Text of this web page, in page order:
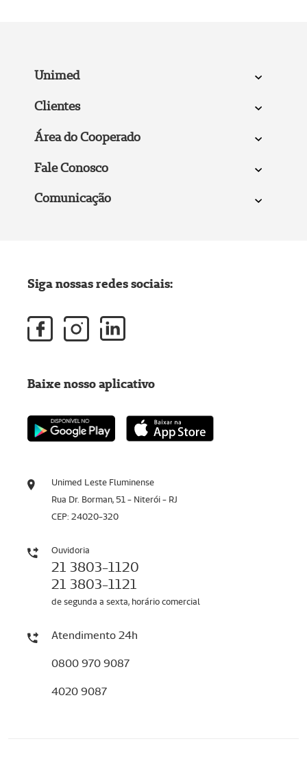
Unimed
Clientes
Área do Cooperado
Fale Conosco
Comunicação
Unimed Leste Fluminense
Rua Dr. Borman, 51 - Niterói - RJ
CEP: 24020-320
Ouvidoria
21 3803-1120
21 3803-1121
de segunda a sexta, horário comercial
Atendimento 24h
0800 970 9087
4020 9087
Siga nossas redes sociais:
Baixe nosso aplicativo